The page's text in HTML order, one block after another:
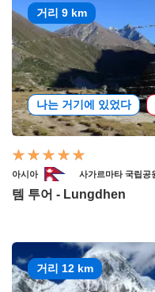
거리 9 km
나는 거기에 있었다
아시아 사가르마타 국립공
템 투어 - Lungdhen
거리 12 km